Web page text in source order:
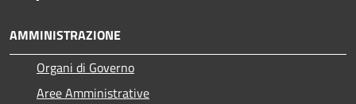
AMMINISTRAZIONE
Organi di Governo
Aree Amministrative